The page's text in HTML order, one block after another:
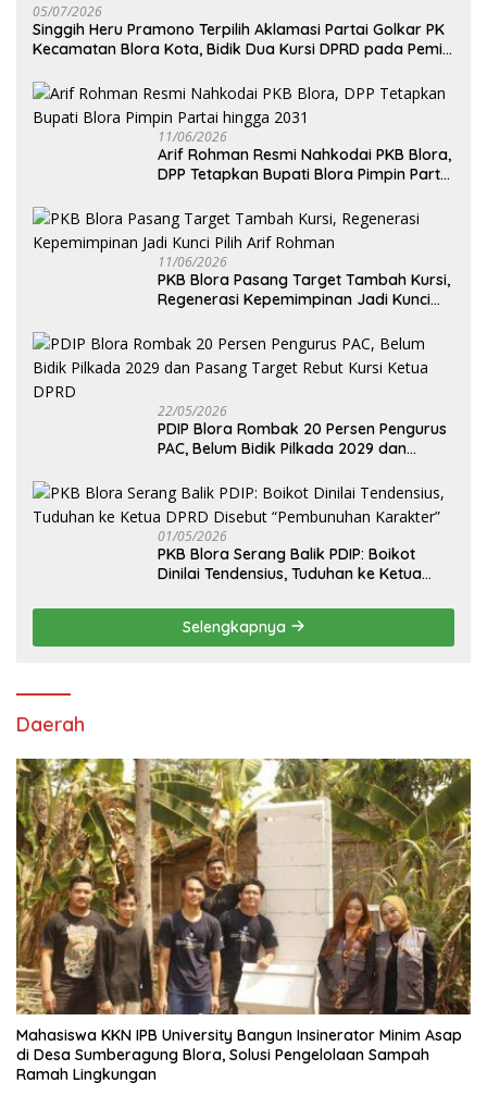
05/07/2026
Singgih Heru Pramono Terpilih Aklamasi Partai Golkar PK
Kecamatan Blora Kota, Bidik Dua Kursi DPRD pada Pemilu
11/06/2026
Arif Rohman Resmi Nahkodai PKB Blora,
DPP Tetapkan Bupati Blora Pimpin Partai
11/06/2026
PKB Blora Pasang Target Tambah Kursi,
Regenerasi Kepemimpinan Jadi Kunci
22/05/2026
PDIP Blora Rombak 20 Persen Pengurus
PAC, Belum Bidik Pilkada 2029 dan
01/05/2026
PKB Blora Serang Balik PDIP: Boikot
Dinilai Tendensius, Tuduhan ke Ketua
Selengkapnya
Daerah
Mahasiswa KKN IPB University Bangun Insinerator Minim Asap
di Desa Sumberagung Blora, Solusi Pengelolaan Sampah
Ramah Lingkungan ‎